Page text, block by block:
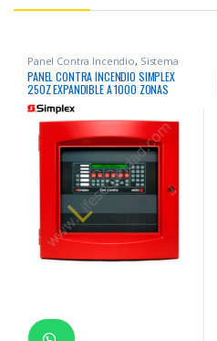
Panel Contra Incendio, Sistema
Contra Incendio
PANEL CONTRA INCENDIO SIMPLEX
250Z EXPANDIBLE A 1000 ZONAS
DIRECCIONABLE